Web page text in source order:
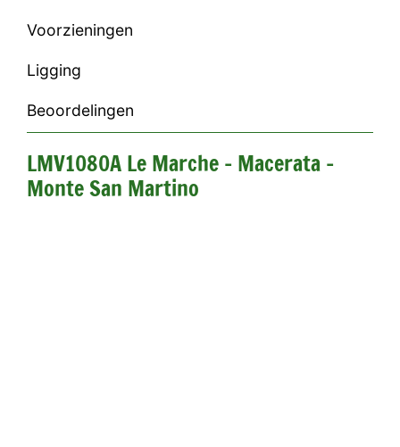
Voorzieningen
Ligging
Beoordelingen
LMV1080A Le Marche - Macerata -
Monte San Martino